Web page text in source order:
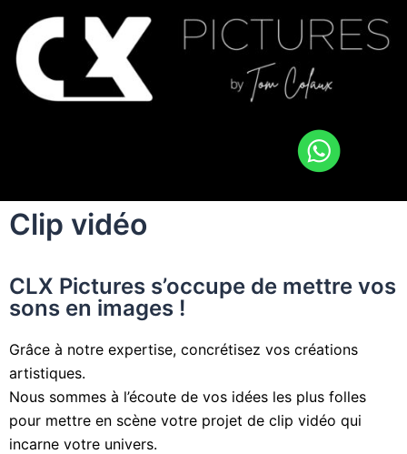
Clip vidéo
CLX Pictures s’occupe de mettre vos
sons en images !
Grâce à notre expertise, concrétisez vos créations
artistiques.
Nous sommes à l’écoute de vos idées les plus folles
pour mettre en scène votre projet de clip vidéo qui
incarne votre univers.